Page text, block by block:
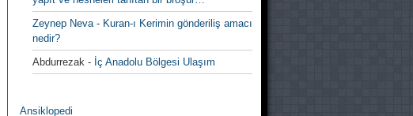
Zeynep Neva- Kuran-ı Kerimin gönderiliş amacı
nedir?
Abdurrezak - İç Anadolu Bölgesi Ulaşım
Ansiklopedi